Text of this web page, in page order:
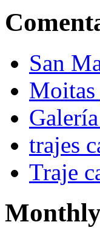
San
Moitas
trajes
Traje